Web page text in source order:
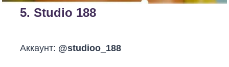
5.Studio 188
Аккаунт: @studioo_188